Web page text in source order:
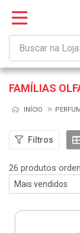
FAMÍLIAS
INÍCIO
Filtros
26 produtos